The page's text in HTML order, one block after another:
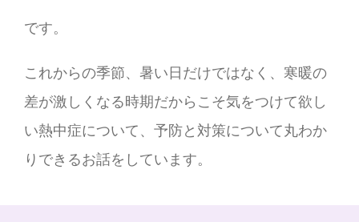
です。
これからの季節、暑い日だけではなく、寒暖の
差が激しくなる時期だからこそ気をつけて欲し
い熱中症について、予防と対策について丸わか
りできるお話をしています。